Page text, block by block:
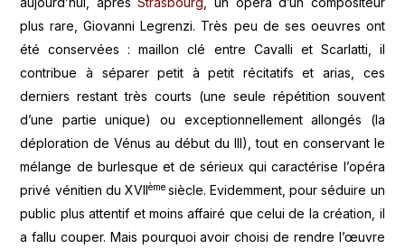
plus rare, Giovanni Legrenzi. Très peu de ses oeuvres ont
été conservées : maillon clé entre Cavalli et Scarlatti, il
contribue à séparer petit à petit récitatifs et arias, ces
derniers restant très courts (une seule répétition souvent
d’une partie unique) ou exceptionnellement allongés (la
déploration de Vénus au début du III), tout en conservant le
mélange de burlesque et de sérieux qui caractérise l’opéra
privé vénitien du XVIIèmesiècle. Evidemment, pour séduire un
public plus attentif et moins affairé que celui de la création, il
a fallu couper. Mais pourquoi avoir choisi de rendre l’œuvre